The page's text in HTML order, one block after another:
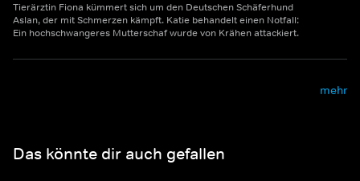
Tierärztin Fiona kümmert sich um den Deutschen Schäferhund
Aslan, der mit Schmerzen kämpft. Katie behandelt einen Notfall:
Ein hochschwangeres Mutterschaf wurde von Krähen attackiert.
mehr
Das könnte dir auch gefallen